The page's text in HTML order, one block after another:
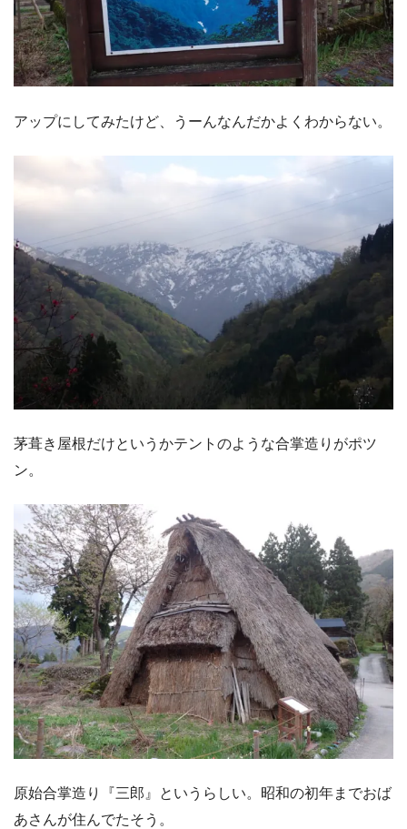
アップにしてみたけど、うーんなんだかよくわからない。
茅葺き屋根だけというかテントのような合掌造りがポツ
ン。
原始合掌造り『三郎』というらしい。昭和の初年までおば
あさんが住んでたそう。